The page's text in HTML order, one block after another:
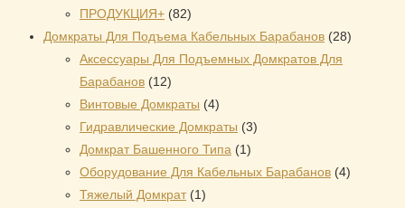
товаров
ПРОДУКЦИЯ+ 8282
товара
Домкраты Для Подъема Кабельных Барабанов 2828
Аксессуары Для Подъемных Домкратов Для
Барабанов
1212
товаров
Винтовые Домкраты 44
товара
Гидравлические Домкраты 33
Домкрат Башенного Типа 11
товар
Оборудование Для Кабельных Барабанов 44
Тяжелый Домкрат 11